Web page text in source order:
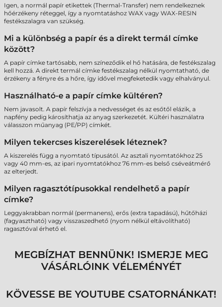
Igen, a normál papír etikettek (Thermal-Transfer) nem rendelkeznek
hőérzékeny réteggel, így a nyomtatáshoz WAX vagy WAX-RESIN
festékszalagra van szükség.
Mi a különbség a papír és a direkt termál címke
között?
A papír címke tartósabb, nem színeződik el hő hatására, de festékszalag
kell hozzá. A direkt termál címke festékszalag nélkül nyomtatható, de
érzékeny a fényre és a hőre, így idővel megfeketedik vagy elhalványul.
Használható-e a papír címke kültéren?
Nem javasolt. A papír felszívja a nedvességet és az esőtől elázik, a
napfény pedig károsíthatja az anyag szerkezetét. Kültéri használatra
válasszon műanyag (PE/PP) címkét.
Milyen tekercses kiszerelések léteznek?
A kiszerelés függ a nyomtató típusától. Az asztali nyomtatókhoz 25
vagy 40 mm-es, az ipari nyomtatókhoz 76 mm-es belső cséveátmérő
az elterjedt.
Milyen ragasztótípusokkal rendelhető a papír
címke?
Leggyakrabban normál (permanens), erős (extra tapadású), hűtőházi
(fagyasztható) vagy visszaszedhető (nyom nélkül eltávolítható)
ragasztóval érhető el.
MEGBÍZHAT BENNÜNK! ISMERJE MEG
VÁSÁRLÓINK VÉLEMÉNYÉT
KÖVESSE BE YOUTUBE CSATORNÁNKAT!